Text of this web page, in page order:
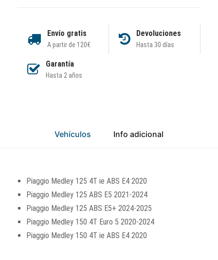
Envío gratis
A partir de 120€
Devoluciones
Hasta 30 días
Garantía
Hasta 2 años
Vehículos Info adicional
Piaggio Medley 125 4T ie ABS E4 2020
Piaggio Medley 125 ABS E5 2021-2024
Piaggio Medley 125 ABS E5+ 2024-2025
Piaggio Medley 150 4T Euro 5 2020-2024
Piaggio Medley 150 4T ie ABS E4 2020